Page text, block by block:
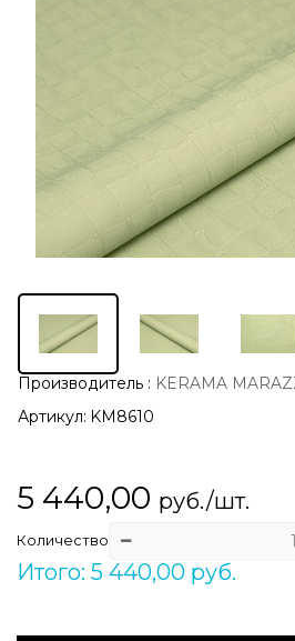
Производитель : KERAMA
Артикул: KM8610
5 440,00 руб./шт.
Количество
Итого: 5 440,00 руб.